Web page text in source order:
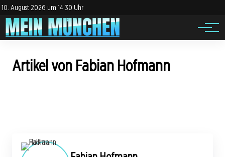
10. August 2026 um 14:30 Uhr
Impressum
Datenschutz
Jobs
Events
Artikel von Fabian Hofmann